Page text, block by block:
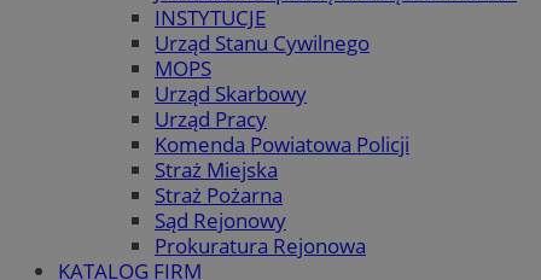
INSTYTUCJE
Urząd Stanu Cywilnego
MOPS
Urząd Skarbowy
Urząd Pracy
Komenda Powiatowa Policji
Straż Miejska
Straż Pożarna
Sąd Rejonowy
Prokuratura Rejonowa
KATALOG FIRM